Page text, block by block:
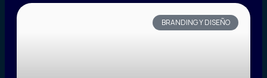
BRANDING Y DISEÑO